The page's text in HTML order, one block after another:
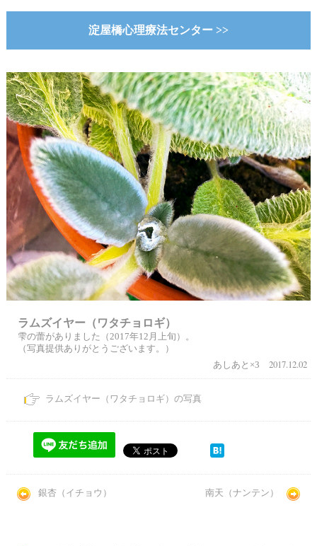
淀屋橋心理療法センター >>
ラムズイヤー（ワタチョロギ）
雫の蕾がありました（2017年12月上旬）。
（写真提供ありがとうございます。）
あしあと×3
2017.12.02
ラムズイヤー（ワタチョロギ）の写真
銀杏（イチョウ） 南天（ナンテン）